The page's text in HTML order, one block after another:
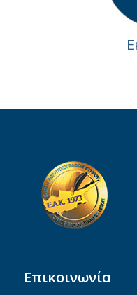
Επικοινωνία